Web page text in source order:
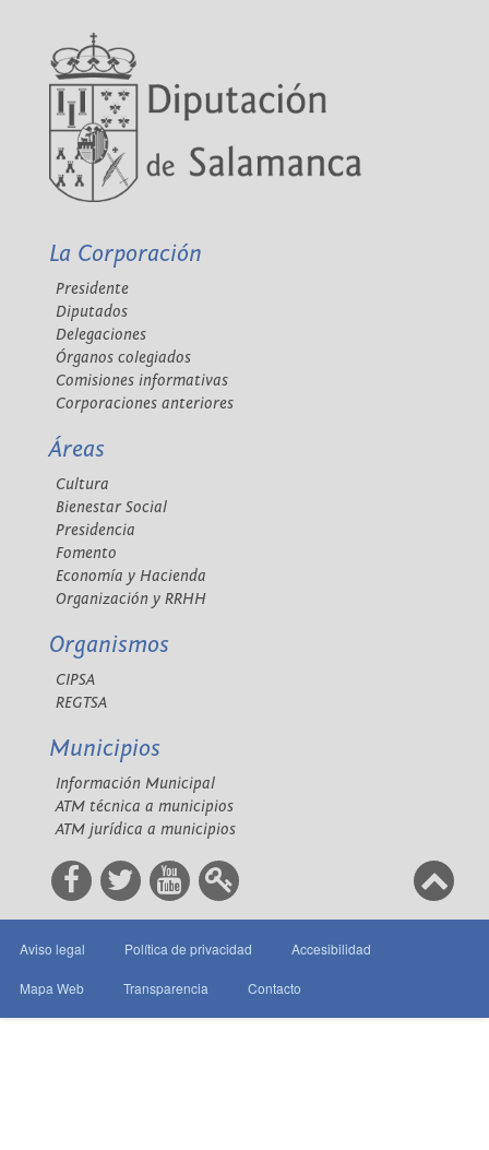
La Corporación
Presidente
Diputados
Delegaciones
Órganos colegiados
Comisiones informativas
Corporaciones anteriores
Áreas
Cultura
Bienestar Social
Presidencia
Fomento
Economía y Hacienda
Organización y RRHH
Organismos
CIPSA
REGTSA
Municipios
Información Municipal
ATM técnica a municipios
ATM jurídica a municipios
Aviso legal Política de privacidad Accesibilidad
Mapa Web Transparencia Contacto